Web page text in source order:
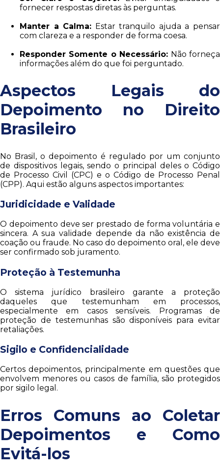
fornecer respostas diretas às perguntas.
Manter a Calma: Estar tranquilo ajuda a pensar
com clareza e a responder de forma coesa.
Responder Somente o Necessário: Não forneça
informações além do que foi perguntado.
Aspectos Legais do
Depoimento no Direito
Brasileiro
No Brasil, o depoimento é regulado por um conjunto
de dispositivos legais, sendo o principal deles o Código
de Processo Civil (CPC) e o Código de Processo Penal
(CPP). Aqui estão alguns aspectos importantes:
Juridicidade e Validade
O depoimento deve ser prestado de forma voluntária e
sincera. A sua validade depende da não existência de
coação ou fraude. No caso do depoimento oral, ele deve
ser confirmado sob juramento.
Proteção à Testemunha
O sistema jurídico brasileiro garante a proteção
daqueles que testemunham em processos,
especialmente em casos sensíveis. Programas de
proteção de testemunhas são disponíveis para evitar
retaliações.
Sigilo e Confidencialidade
Certos depoimentos, principalmente em questões que
envolvem menores ou casos de família, são protegidos
por sigilo legal.
Erros Comuns ao Coletar
Depoimentos e Como
Evitá-los